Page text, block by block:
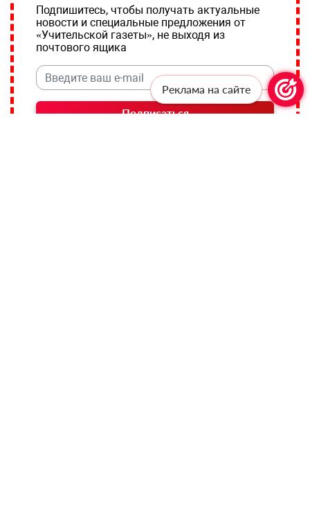
Подпишитесь, чтобы получать актуальные
новости и специальные предложения от
«Учительской газеты», не выходя из
почтового ящика
Подписаться
Реклама на сайте